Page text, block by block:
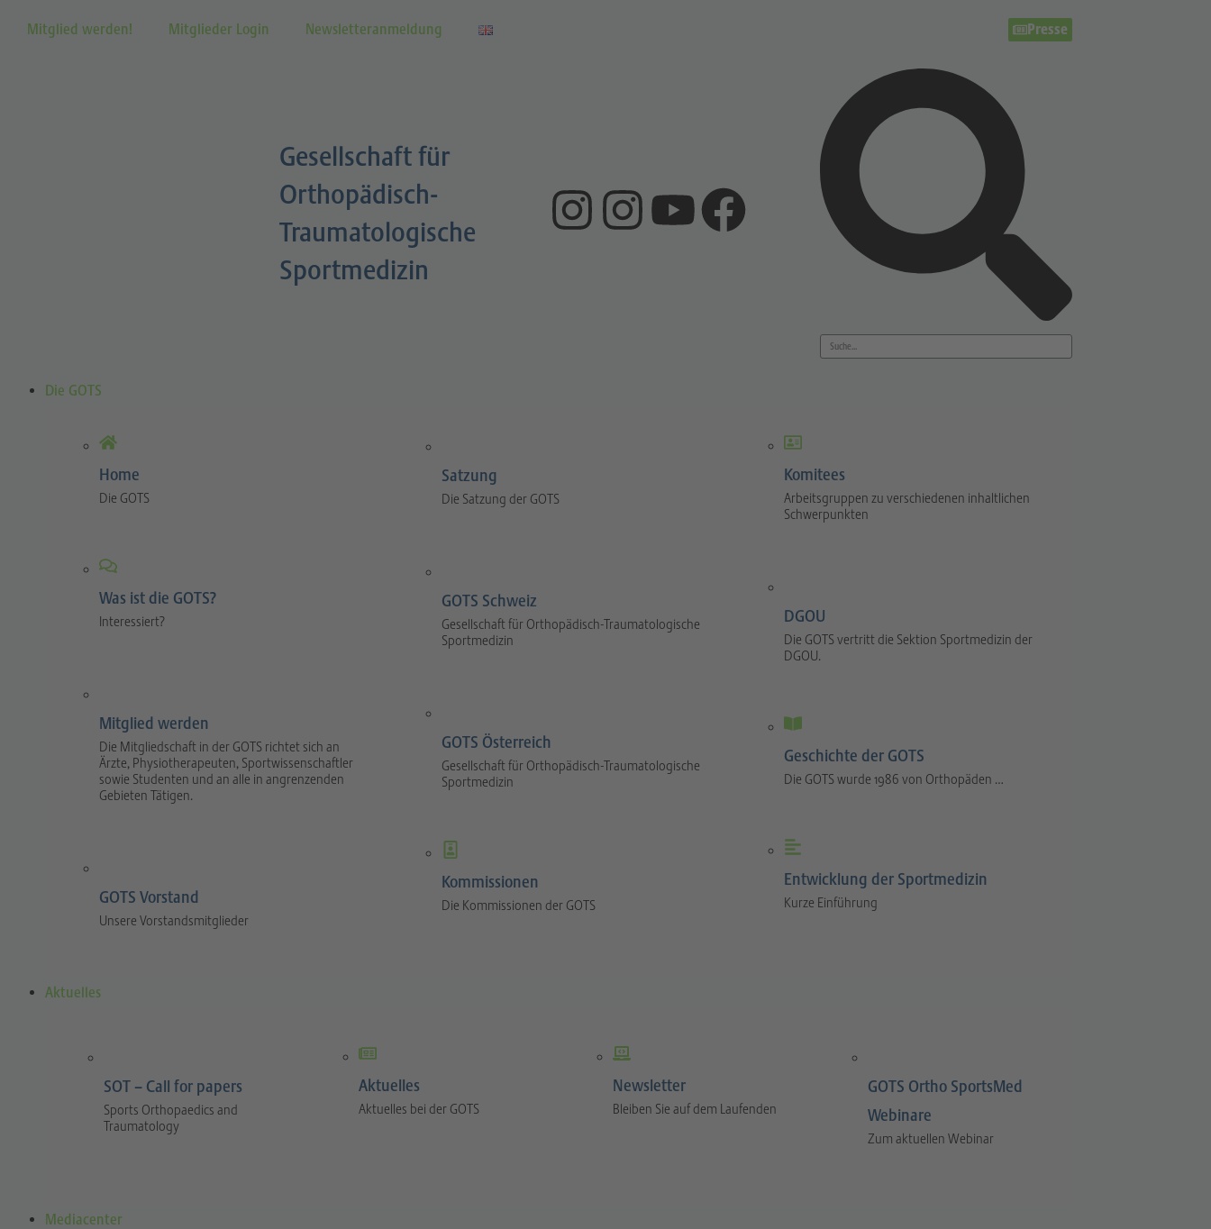
Mitglied werden! Mitglieder Login Newsletteranmeldung Presse
Gesellschaft für
Orthopädisch-
Traumatologische
Sportmedizin
Die GOTS
Home
Die GOTS
Was ist die GOTS?
Interessiert?
Mitglied werden
Die Mitgliedschaft in der GOTS richtet sich an
Ärzte, Physiotherapeuten, Sportwissenschaftler
sowie Studenten und an alle in angrenzenden
Gebieten Tätigen.
GOTS Vorstand
Unsere Vorstandsmitglieder
Satzung
Die Satzung der GOTS
GOTS Schweiz
Gesellschaft für Orthopädisch-Traumatologische
Sportmedizin
GOTS Österreich
Gesellschaft für Orthopädisch-Traumatologische
Sportmedizin
Kommissionen
Die Kommissionen der GOTS
Komitees
Arbeitsgruppen zu verschiedenen inhaltlichen
Schwerpunkten
DGOU
Die GOTS vertritt die Sektion Sportmedizin der
DGOU.
Geschichte der GOTS
Die GOTS wurde 1986 von Orthopäden …
Entwicklung der Sportmedizin
Kurze Einführung
Aktuelles
SOT – Call for papers
Sports Orthopaedics and
Traumatology
Aktuelles
Aktuelles bei der GOTS
Newsletter
Bleiben Sie auf dem Laufenden
GOTS Ortho SportsMed
Webinare
Zum aktuellen Webinar
Mediacenter